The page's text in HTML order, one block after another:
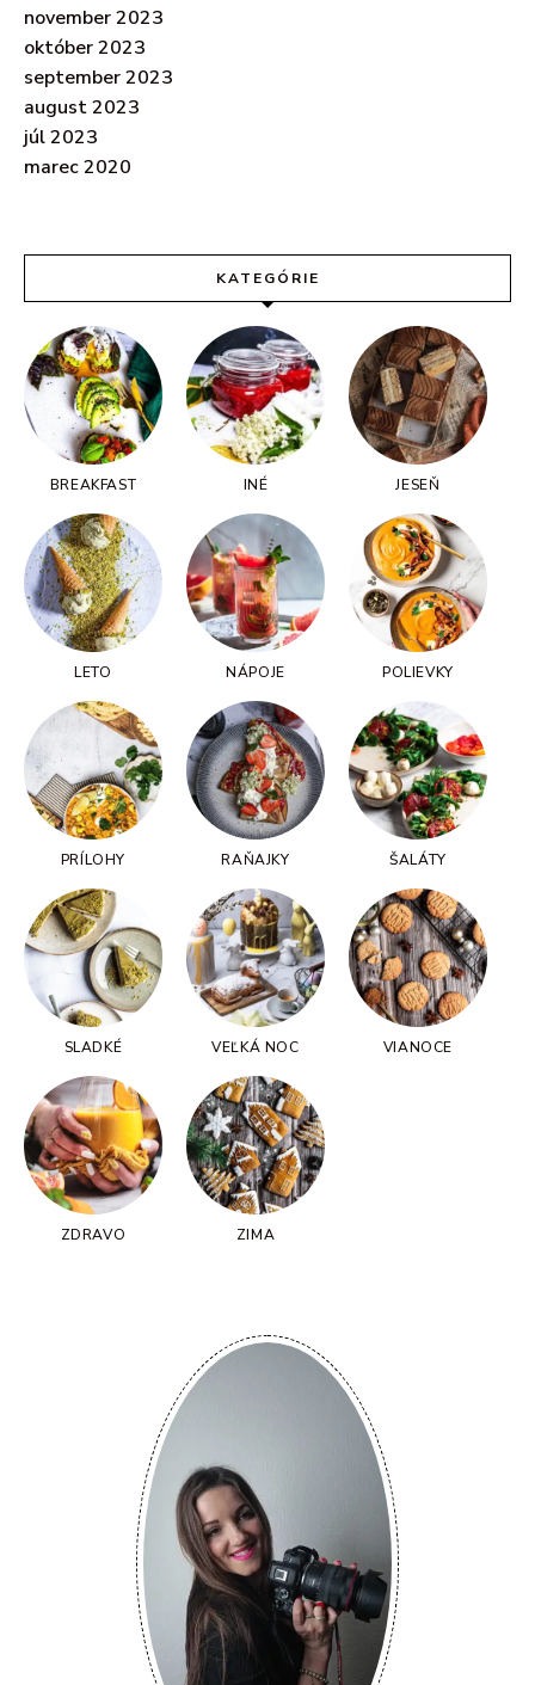
november 2023
október 2023
september 2023
august 2023
júl 2023
marec 2020
KATEGÓRIE
BREAKFAST INÉ JESEŇ
LETO NÁPOJE POLIEVKY
PRÍLOHY RAŇAJKY ŠALÁTY
SLADKÉ VEĽKÁ NOC VIANOCE
ZDRAVO ZIMA